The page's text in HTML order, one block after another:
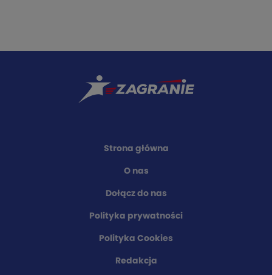
Strona główna
O nas
Dołącz do nas
Polityka prywatności
Polityka Cookies
Redakcja